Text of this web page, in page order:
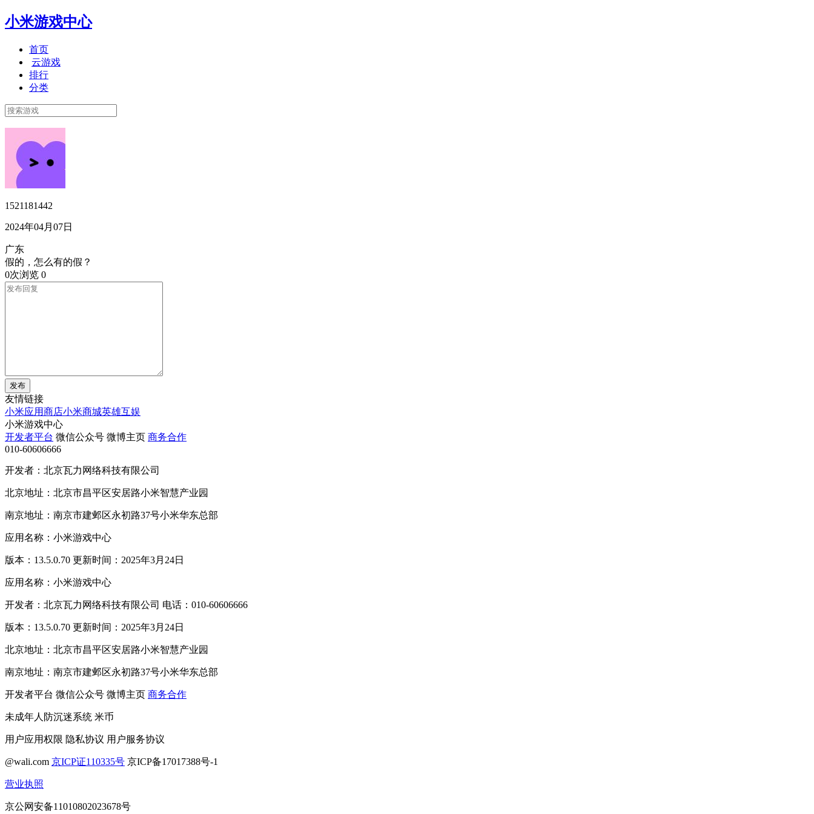
小米游戏中心
首页
云游戏
排行
分类
1521181442
2024年04月07日
广东
假的，怎么有的假？
0次浏览 0
发布
友情链接
小米应用商店小米商城英雄互娱
小米游戏中心
开发者平台 微信公众号 微博主页 商务合作
010-60606666
开发者：北京瓦力网络科技有限公司
北京地址：北京市昌平区安居路小米智慧产业园
南京地址：南京市建邺区永初路37号小米华东总部
应用名称：小米游戏中心
版本：13.5.0.70 更新时间：2025年3月24日
应用名称：小米游戏中心
开发者：北京瓦力网络科技有限公司 电话：010-60606666
版本：13.5.0.70 更新时间：2025年3月24日
北京地址：北京市昌平区安居路小米智慧产业园
南京地址：南京市建邺区永初路37号小米华东总部
开发者平台 微信公众号 微博主页 商务合作
未成年人防沉迷系统 米币
用户应用权限 隐私协议 用户服务协议
@wali.com 京ICP证110335号 京ICP备17017388号-1
营业执照
京公网安备11010802023678号